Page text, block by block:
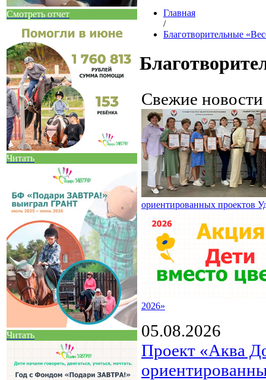
Смотреть отчет
Читать
Читать
Главная
/
Благотворительные
Свежие
ориентированных проектов
2026»
05.08.2026
Проект «Аква